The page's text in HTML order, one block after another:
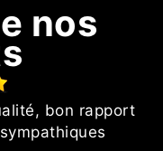
nos
bon rapport